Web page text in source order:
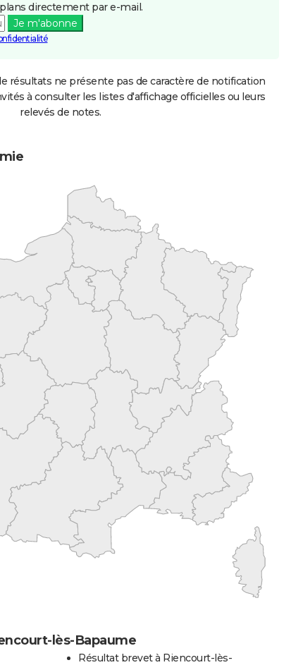
directement par e-mail.
Je m'abonne
résultats ne présente pas de caractère de notification
à consulter les listes d'affichage officielles ou leurs
relevés de notes.
lès-Bapaume
Résultat brevet à Riencourt-lès-